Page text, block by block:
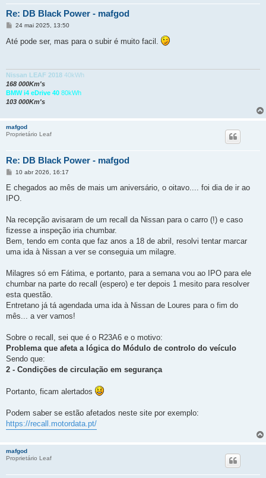
Re: DB Black Power - mafgod
M
n
s
m
24 mai 2025, 13:50
Até pode ser, mas para o subir é muito facil.
Nissan LEAF 2018 40kWh
168 000Km's
BMW i4 eDrive 40 80kWh
103 000Km's
mafgod
Proprietário Leaf
Re: DB Black Power - mafgod
M
n
a
m
10 abr 2026, 16:17
E chegados ao mês de mais um aniversário, o oitavo.... foi dia de ir ao
IPO.
Na recepção avisaram de um recall da Nissan para o carro (!) e caso
fizesse a inspeção iria chumbar.
Bem, tendo em conta que faz anos a 18 de abril, resolvi tentar marcar
uma ida à Nissan a ver se conseguia um milagre.
Milagres só em Fátima, e portanto, para a semana vou ao IPO para ele
chumbar na parte do recall (espero) e ter depois 1 mesito para resolver
esta questão.
Entretano já tá agendada uma ida à Nissan de Loures para o fim do
mês... a ver vamos!
Sobre o recall, sei que é o R23A6 e o motivo:
Problema que afeta a lógica do Módulo de controlo do veículo
Sendo que:
2 - Condições de circulação em segurança
Portanto, ficam alertados
Podem saber se estão afetados neste site por exemplo:
https://recall.motordata.pt/
mafgod
Proprietário Leaf